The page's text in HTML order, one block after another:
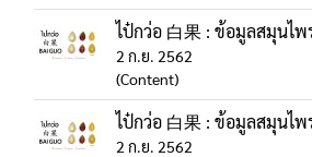
ไป๋กว่อ 白果 : ข้อมูลสมุนไ
2 ก.ย. 2562
(Content)
ไป๋กว่อ 白果 : ข้อมูลสมุนไ
2 ก.ย. 2562